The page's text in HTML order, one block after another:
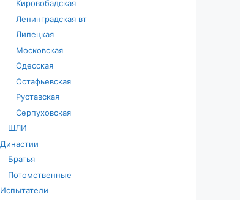
Кировобадская
Ленинградская вт
Липецкая
Московская
Одесская
Остафьевская
Руставская
Серпуховская
ШЛИ
Династии
Братья
Потомственные
Испытатели